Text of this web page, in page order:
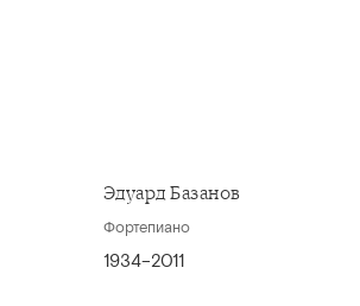
Эдуард Базанов
Фортепиано
1934–2011